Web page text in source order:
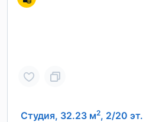
Студия, 32.23 м2, 2/20 эт.